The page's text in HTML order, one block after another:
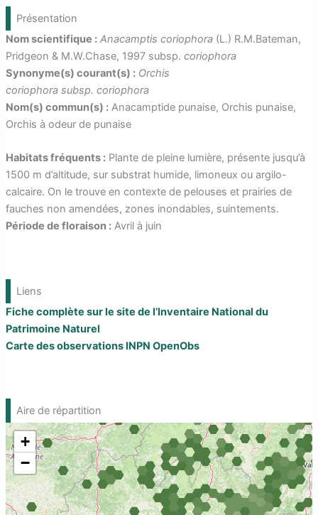
e
r
Présentation
Nom scientifique : Anacamptis coriophora (L.) R.M.Bateman,
Pridgeon & M.W.Chase, 1997 subsp. coriophora
Synonyme(s) courant(s) : Orchis
coriophora subsp. coriophora
Nom(s) commun(s) :Anacamptide punaise, Orchis punaise,
Orchis à odeur de punaise
Habitats fréquents :Plante de pleine lumière, présente jusqu’à
1500 m d’altitude, sur substrat humide, limoneux ou argilo-
calcaire. On le trouve en contexte de pelouses et prairies de
fauches non amendées, zones inondables, suintements.
Période de floraison :Avril à juin
Liens
Fiche complète sur le site de l’Inventaire National du
Patrimoine Naturel
Carte des observations INPN OpenObs
Aire de répartition
+
−